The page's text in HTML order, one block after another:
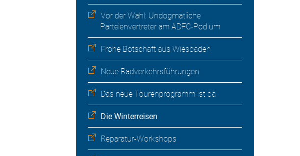
Vor der Wahl: Undogmatiiche
Parteienvertreter am ADFC-Podium
Frohe Botschaft aus Wiesbaden
Neue Radverkehrsführungen
Das neue Tourenprogramm ist da
Die Winterreisen
Reparatur-Workshops